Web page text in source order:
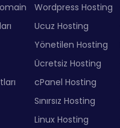
Wordpress Hosting
Ucuz Hosting
Yönetilen Hosting
Ücretsiz Hosting
cPanel Hosting
Sınırsız Hosting
Linux Hosting